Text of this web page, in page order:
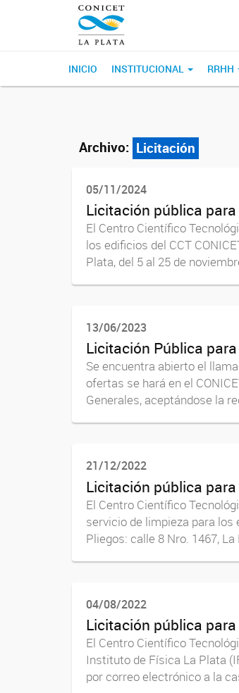
INICIO INSTITUCIONAL RRHH
Archivo: Licitación
05/11/2024
Licitación pública
El Centro Científico
los edificios del CCT
Plata, del 5 al 25 de
13/06/2023
Licitación Pública
Se encuentra abierto el
ofertas se hará en el
Generales, aceptándose la
21/12/2022
Licitación pública
El Centro Científico
servicio de limpieza para los
Pliegos: calle 8 Nro. 1467,
04/08/2022
Licitación pública
El Centro Científico
Instituto de Física La Plata
por correo electrónico a la